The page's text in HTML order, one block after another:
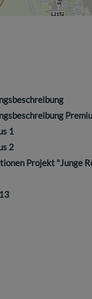
1
2
Projekt "Junge